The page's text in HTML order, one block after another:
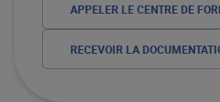
APPELER LE CENTRE DE
RECEVOIR LA